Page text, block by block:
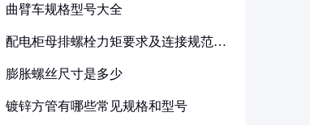
曲臂车规格型号大全
配电柜母排螺栓力矩要求及连接规范详
膨胀螺丝尺寸是多少
镀锌方管有哪些常见规格和型号